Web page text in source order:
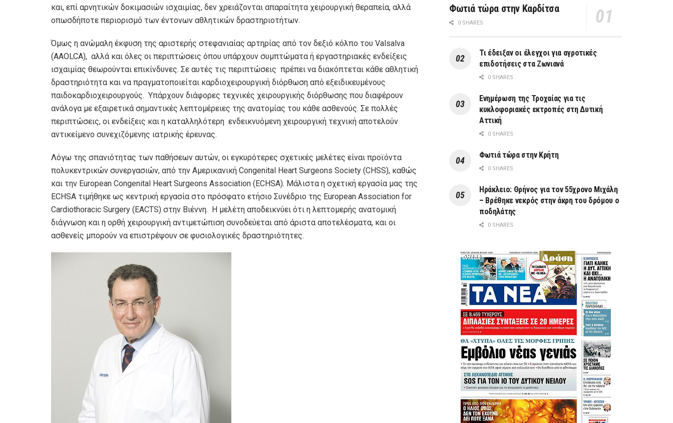
και, επί αρνητικών δοκιμασιών ισχαιμίας, δεν χρειάζονται απαραίτητα χειρουργική θεραπεία, αλλά
οπωσδήποτε περιορισμό των έντονων αθλητικών δραστηριοτήτων.
Όμως η ανώμαλη έκφυση της αριστερής στεφανιαίας αρτηρίας από τον δεξιό κόλπο του Valsalva
(AAOLCA), αλλά και όλες οι περιπτώσεις όπου υπάρχουν συμπτώματα ή εργαστηριακές ενδείξεις
ισχαιμίας θεωρούνται επικίνδυνες. Σε αυτές τις περιπτώσεις πρέπει να διακόπτεται κάθε αθλητική
δραστηριότητα και να πραγματοποιείται καρδιοχειρουργική διόρθωση από εξειδικευμένους
παιδοκαρδιοχειρουργούς. Υπάρχουν διάφορες τεχνικές χειρουργικής διόρθωσης που διαφέρουν
ανάλογα με εξαιρετικά σημαντικές λεπτομέρειες της ανατομίας του κάθε ασθενούς. Σε πολλές
περιπτώσεις, οι ενδείξεις και η καταλληλότερη ενδεικνυόμενη χειρουργική τεχνική αποτελούν
αντικείμενο συνεχιζόμενης ιατρικής έρευνας.
Λόγω της σπανιότητας των παθήσεων αυτών, οι εγκυρότερες σχετικές μελέτες είναι προϊόντα
πολυκεντρικών συνεργασιών, από την Αμερικανική Congenital Heart Surgeons Society (CHSS), καθώς
και την European Congenital Heart Surgeons Association (ECHSA). Μάλιστα η σχετική εργασία μας της
ECHSA τιμήθηκε ως κεντρική εργασία στο πρόσφατο ετήσιο Συνέδριο της European Association for
Cardiothoracic Surgery (EACTS) στην Βιέννη. Η μελέτη αποδεικνύει ότι η λεπτομερής ανατομική
διάγνωση και η ορθή χειρουργική αντιμετώπιση συνοδεύεται από άριστα αποτελέσματα, και οι
ασθενείς μπορούν να επιστρέψουν σε φυσιολογικές δραστηριότητες.
Φωτιά τώρα στην Καρδίτσα
0 SHARES
Τι έδειξαν οι έλεγχοι για αγροτικές
επιδοτήσεις στα Ζωνιανά
0 SHARES
Ενημέρωση της Τροχαίας για τις
κυκλοφοριακές εκτροπές στη Δυτική
Αττική
0 SHARES
Φωτιά τώρα στην Κρήτη
0 SHARES
Ηράκλειο: Θρήνος για τον 55χρονο Μιχάλη
– Βρέθηκε νεκρός στην άκρη του δρόμου ο
ποδηλάτης
0 SHARES